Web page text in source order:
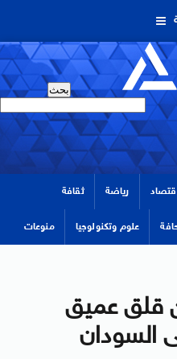
رياضة ثقافة
علوم وتكنولوجيا منوعات
قلق عميق
السودان